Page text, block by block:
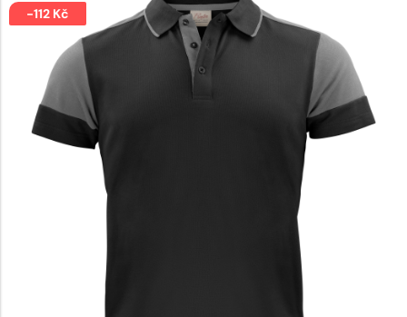
byla:
711 Kč.
599 Kč.
-112 Kč